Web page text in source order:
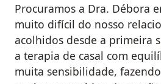
Procuramos a Dra. Débora
muito difícil do nosso
acolhidos desde a primeira
a terapia de casal com
muita sensibilidade,